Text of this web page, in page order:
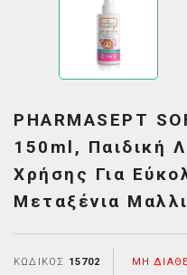
PHARMASEPT
150ml, Παιδική
Χρήσης Για
Μεταξένια
ΚΩΔΙΚΌΣ 15702 ΜΗ